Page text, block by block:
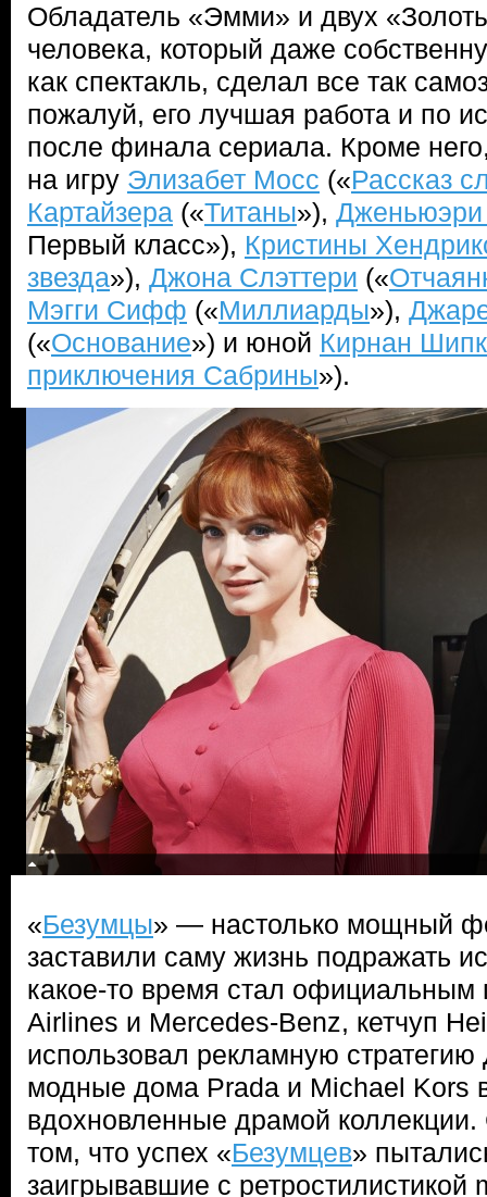
Обладатель «Эмми» и двух
человека, который даже
как спектакль, сделал все так
пожалуй, его лучшая работа и по
после финала сериала. Кроме
на игру Элизабет Мосс («Рассказ
Картайзера («Титаны»),
Первый класс»), Кристины
звезда»), Джона Слэттери («
Мэгги Сифф («Миллиарды»),
(«Основание») и юной Кирнан
приключения Сабрины»).
«Безумцы» — настолько мощный
заставили саму жизнь подражать
какое-то время стал официальным
Airlines и Mercedes-Benz, кетчуп
использовал рекламную
модные дома Prada и Michael Kors
вдохновленные драмой коллекции.
том, что успех «Безумцев»
заигрывавшие с